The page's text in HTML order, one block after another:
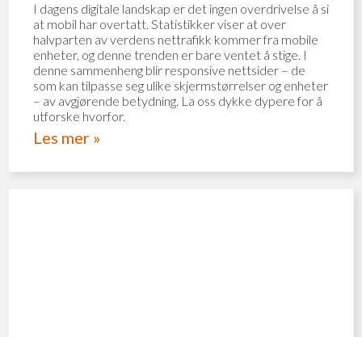
I dagens digitale landskap er det ingen overdrivelse å si
at mobil har overtatt. Statistikker viser at over
halvparten av verdens nettrafikk kommer fra mobile
enheter, og denne trenden er bare ventet å stige. I
denne sammenheng blir responsive nettsider – de
som kan tilpasse seg ulike skjermstørrelser og enheter
– av avgjørende betydning. La oss dykke dypere for å
utforske hvorfor.
Les mer »